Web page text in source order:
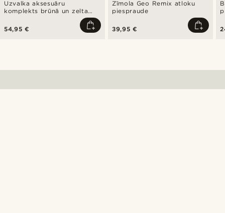
Uzvalka aksesuāru
komplekts brūnā un zelta
54,95 €
Zīmola Geo Remix atloku
piespraude
39,95 €